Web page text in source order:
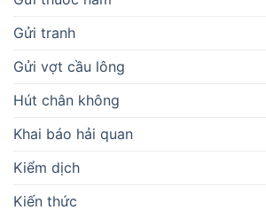
Gửi tranh
Gửi vợt cầu lông
Hút chân không
Khai báo hải quan
Kiểm dịch
Kiến thức